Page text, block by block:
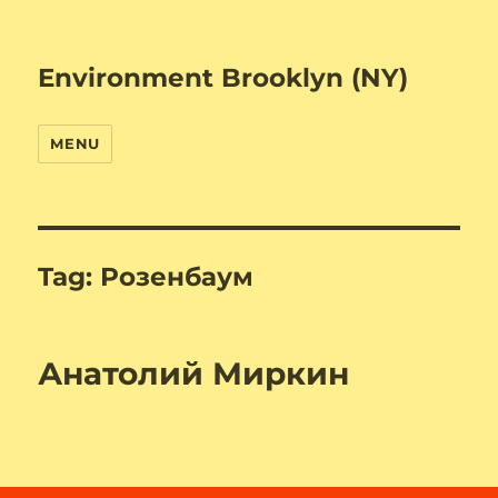
Environment Brooklyn (NY)
MENU
Tag: Розенбаум
Анатолий Миркин